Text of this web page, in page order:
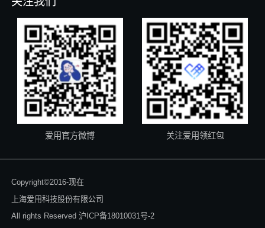
爱用官方微博 关注爱用领红包
Copyright©2016-现在
上海爱用科技股份有限公司
All rights Reserved沪ICP备18010031号-2